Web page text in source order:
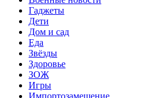
Гаджеты
Дети
Дом и сад
Еда
Звёзды
Здоровье
ЗОЖ
Игры
Импортозамещение